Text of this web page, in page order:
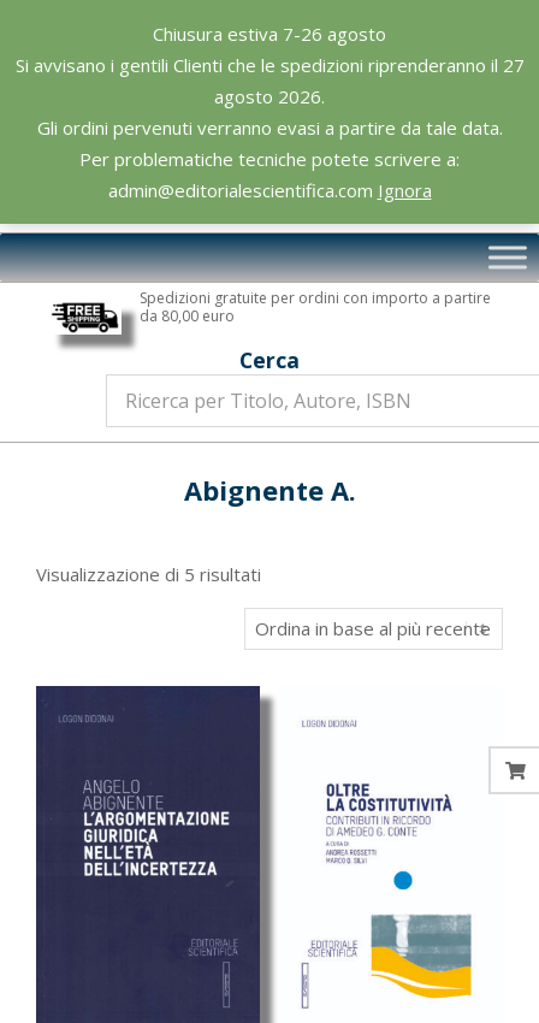
Chiusura estiva 7-26 agosto
Si avvisano i gentili Clienti che le spedizioni riprenderanno il 27
agosto 2026.
Gli ordini pervenuti verranno evasi a partire da tale data.
Per problematiche tecniche potete scrivere a:
admin@editorialescientifica.com Ignora
content
Editoriale
Scientifica
Primary
Navigation
Spedizioni gratuite per ordini con importo a partire
da 80,00 euro
Cerca
Abignente A.
Visualizzazione di 5 risultati
in
base
più
recente